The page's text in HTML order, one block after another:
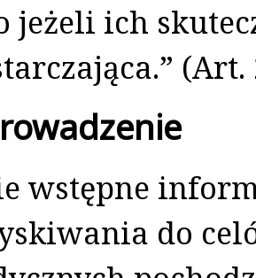
jeżeli ich
(Art.
wstępne
do